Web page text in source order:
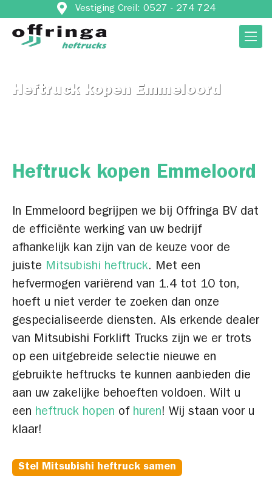
Vestiging Creil: 0527 - 274 724
Heftruck kopen Emmeloord
Heftruck kopen Emmeloord
In Emmeloord begrijpen we bij Offringa BV dat
de efficiënte werking van uw bedrijf
afhankelijk kan zijn van de keuze voor de
juiste Mitsubishi heftruck. Met een
hefvermogen variërend van 1.4 tot 10 ton,
hoeft u niet verder te zoeken dan onze
gespecialiseerde diensten. Als erkende dealer
van Mitsubishi Forklift Trucks zijn we er trots
op een uitgebreide selectie nieuwe en
gebruikte heftrucks te kunnen aanbieden die
aan uw zakelijke behoeften voldoen. Wilt u
een heftruck hopen of huren! Wij staan voor u
klaar!
Stel Mitsubishi heftruck samen